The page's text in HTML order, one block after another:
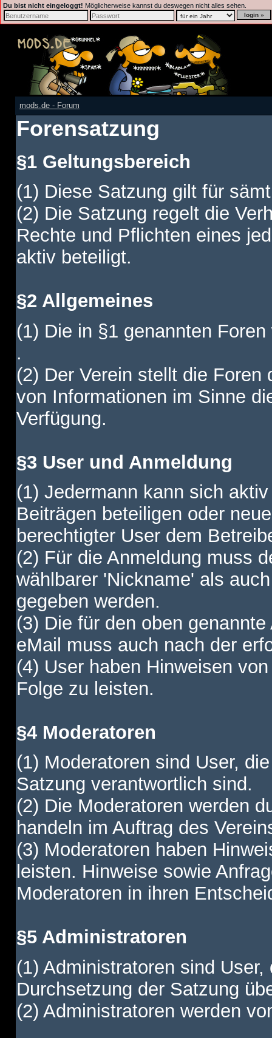
Du bist nicht eingeloggt! Möglicherweise kannst du deswegen nicht alles sehen.
mods.de - Forum
Forensatzung
§1 Geltungsbereich
(1) Diese Satzung gilt für
(2) Die Satzung regelt die
Rechte und Pflichten eines
aktiv beteiligt.
§2 Allgemeines
(1) Die in §1 genannten
.
(2) Der Verein stellt die
von Informationen im Sinne
Verfügung.
§3 User und Anmeldung
(1) Jedermann kann sich
Beiträgen beteiligen oder
berechtigter User dem
(2) Für die Anmeldung muss
wählbarer 'Nickname' als
gegeben werden.
(3) Die für den oben
eMail muss auch nach der
(4) User haben Hinweisen
Folge zu leisten.
§4 Moderatoren
(1) Moderatoren sind User,
Satzung verantwortlich sind.
(2) Die Moderatoren werden
handeln im Auftrag des
(3) Moderatoren haben
leisten. Hinweise sowie
Moderatoren in ihren
§5 Administratoren
(1) Administratoren sind
Durchsetzung der Satzung
(2) Administratoren werden